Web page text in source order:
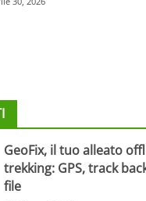
GeoFix, il tuo alleato
trekking: GPS, track
file